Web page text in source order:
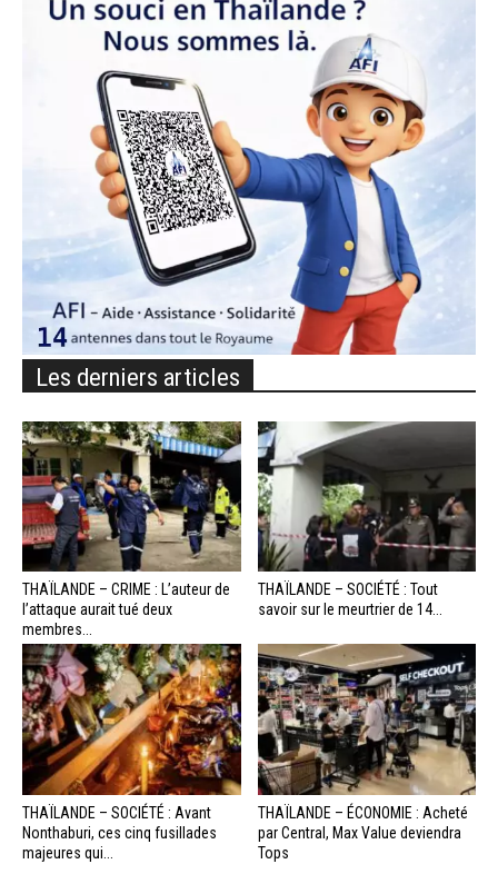
Les derniers articles
THAÏLANDE – CRIME : L’auteur de
l’attaque aurait tué deux
membres...
THAÏLANDE – SOCIÉTÉ : Tout
savoir sur le meurtrier de 14...
THAÏLANDE – SOCIÉTÉ : Avant
Nonthaburi, ces cinq fusillades
majeures qui...
THAÏLANDE – ÉCONOMIE : Acheté
par Central, Max Value deviendra
Tops